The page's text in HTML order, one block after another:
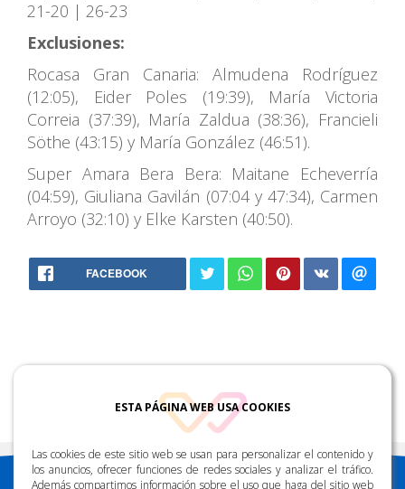
ESTA PÁGINA WEB USA COOKIES
Las cookies de este sitio web se usan para personalizar el contenido y
los anuncios, ofrecer funciones de redes sociales y analizar el tráfico.
Además compartimos información sobre el uso que haga del sitio web
21-20 | 26-23
Exclusiones:
Rocasa Gran Canaria: Almudena Rodríguez
(12:05), Eider Poles (19:39), María Victoria
Correia (37:39), María Zaldua (38:36), Francieli
Söthe (43:15) y María González (46:51).
Super Amara Bera Bera: Maitane Echeverría
(04:59), Giuliana Gavilán (07:04 y 47:34), Carmen
Arroyo (32:10) y Elke Karsten (40:50).
FACEBOOK
88.2 FM